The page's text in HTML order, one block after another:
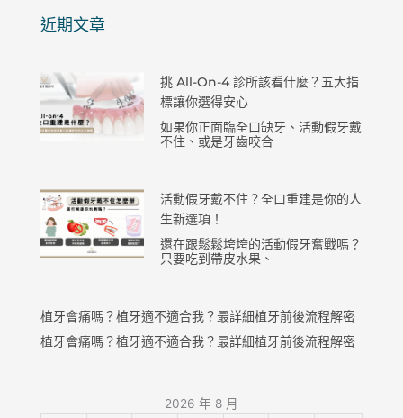
近期文章
挑 All-On-4 診所該看什麼？五大指
標讓你選得安心
如果你正面臨全口缺牙、活動假牙戴
不住、或是牙齒咬合
活動假牙戴不住？全口重建是你的人
生新選項！
還在跟鬆鬆垮垮的活動假牙奮戰嗎？
只要吃到帶皮水果、
植牙會痛嗎？植牙適不適合我？最詳細植牙前後流程解密
植牙會痛嗎？植牙適不適合我？最詳細植牙前後流程解密
2026 年 8 月